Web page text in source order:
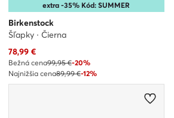
extra -35% Kód: SUMMER
Birkenstock
Šľapky · Čierna
Aktuálna cena
78,99€
Bežná cena99,95 €-20%
Najnižšia cena89,99 €-12%